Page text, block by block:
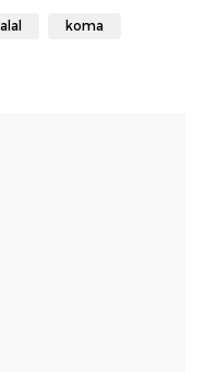
koma